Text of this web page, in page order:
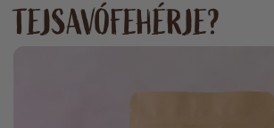
TEJSAVÓFEHÉRJE?